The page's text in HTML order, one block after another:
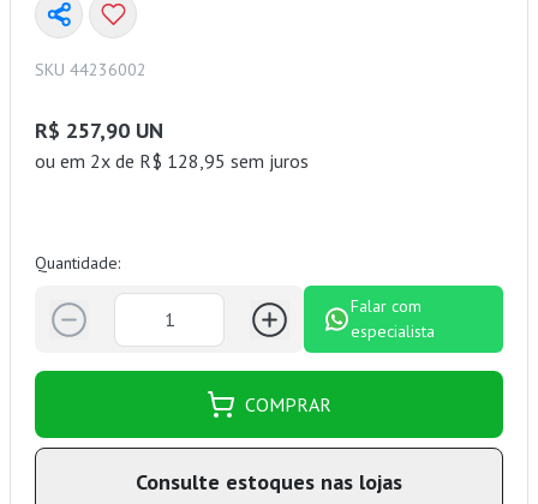
SKU 44236002
R$ 257,90 UN
ou em 2x de R$ 128,95 sem juros
Quantidade:
Falar com
especialista
COMPRAR
Consulte estoques nas lojas